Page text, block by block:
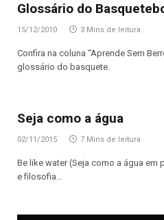
Glossário do
15/12/2010 3 Mins de leitura
Confira na coluna “Aprende Sem
glossário do basquete.
Seja como a água
02/11/2015 7 Mins de leitura
Be like water (Seja como a água
e filosofia…